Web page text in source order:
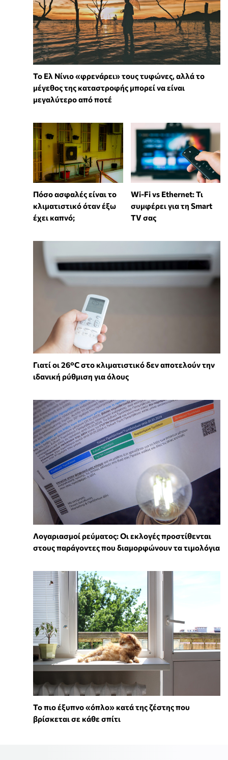
Το Ελ Νίνιο «φρενάρει» τους τυφώνες, αλλά το
μέγεθος της καταστροφής μπορεί να είναι
μεγαλύτερο από ποτέ
Πόσο ασφαλές είναι το
κλιματιστικό όταν έξω
έχει καπνό;
Wi-Fi vs Ethernet: Τι
συμφέρει για τη Smart
TV σας
Γιατί οι 26°C στο κλιματιστικό δεν αποτελούν την
ιδανική ρύθμιση για όλους
Λογαριασμοί ρεύματος: Οι εκλογές προστίθενται
στους παράγοντες που διαμορφώνουν τα τιμολόγια
To πιο έξυπνο «όπλο» κατά της ζέστης που
βρίσκεται σε κάθε σπίτι